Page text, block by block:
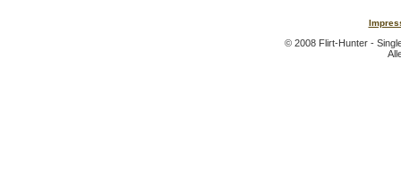
© 2008 Flirt-Hunter -